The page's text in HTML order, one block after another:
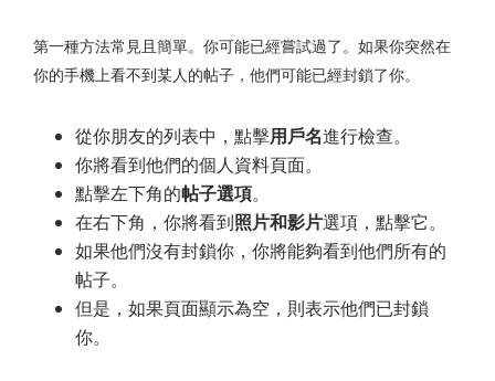
第一種方法常見且簡單。你可能已經嘗試過了。如果你突然在
你的手機上看不到某人的帖子，他們可能已經封鎖了你。
從你朋友的列表中，點擊用戶名進行檢查。
你將看到他們的個人資料頁面。
點擊左下角的帖子選項。
在右下角，你將看到照片和影片選項，點擊它。
如果他們沒有封鎖你，你將能夠看到他們所有的
帖子。
但是，如果頁面顯示為空，則表示他們已封鎖
你。